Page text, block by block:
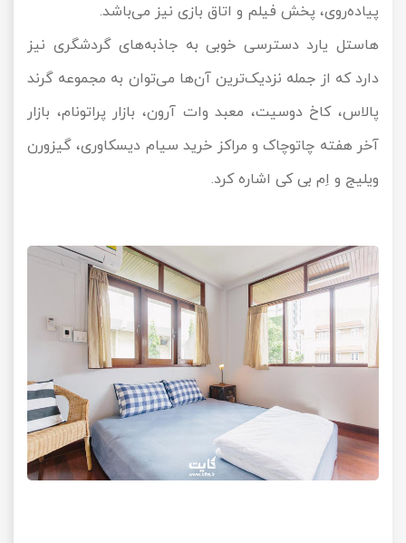
پیاده‌روی، پخش فیلم و اتاق بازی نیز می‌باشد.
هاستل یارد دسترسی خوبی به جاذبه‌های گردشگری نیز
دارد که از جمله نزدیک‌ترین آن‌ها می‌توان به مجموعه گرند
پالاس، کاخ دوسیت، معبد وات آرون، بازار پراتونام، بازار
آخر هفته چاتوچاک و مراکز خرید سیام دیسکاوری، گیزورن
ویلیج و اِم بی کی اشاره کرد.